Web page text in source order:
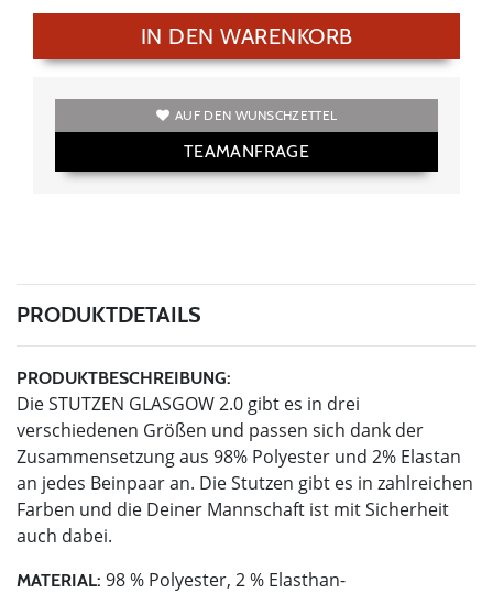
IN DEN WARENKORB
AUF DEN WUNSCHZETTEL
TEAMANFRAGE
PRODUKTDETAILS
PRODUKTBESCHREIBUNG:
Die STUTZEN GLASGOW 2.0 gibt es in drei
verschiedenen Größen und passen sich dank der
Zusammensetzung aus 98% Polyester und 2% Elastan
an jedes Beinpaar an. Die Stutzen gibt es in zahlreichen
Farben und die Deiner Mannschaft ist mit Sicherheit
auch dabei.
MATERIAL: 98 % Polyester, 2 % Elasthan-